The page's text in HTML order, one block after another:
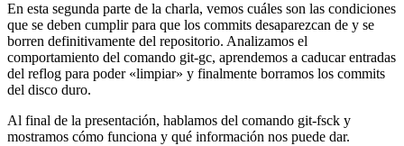
En esta segunda parte de la charla, vemos cuáles son las condiciones
que se deben cumplir para que los commits desaparezcan de y se
borren definitivamente del repositorio. Analizamos el
comportamiento del comando git-gc, aprendemos a caducar entradas
del reflog para poder «limpiar» y finalmente borramos los commits
del disco duro.
Al final de la presentación, hablamos del comando git-fsck y
mostramos cómo funciona y qué información nos puede dar.